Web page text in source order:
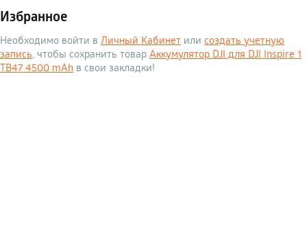
Избранное
Необходимо войти в Личный Кабинет или создать учетную
запись, чтобы сохранить товар Аккумулятор DJI для DJI Inspire 1
TB47 4500 mAh в свои закладки!